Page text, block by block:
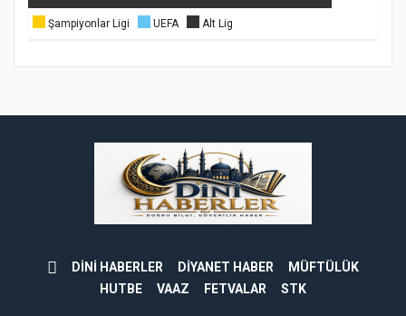
Şampiyonlar Ligi UEFA Alt Lig
DİNİ HABERLER DİYANET HABER
MÜFTÜLÜK
HUTBE
VAAZ FETVALAR STK